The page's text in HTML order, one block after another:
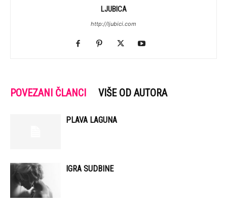
LJUBICA
http://ljubici.com
POVEZANI ČLANCI VIŠE OD AUTORA
PLAVA LAGUNA
IGRA SUDBINE